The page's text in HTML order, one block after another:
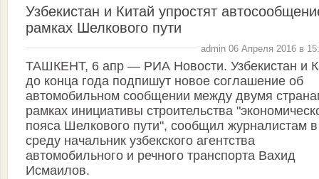
Узбекистан и Китай упростят
рамках Шелкового пути
admin 06 Апреля 2016 в
ТАШКЕНТ, 6 апр — РИА Новости. Узбекистан и
до конца года подпишут новое соглашение об
автомобильном сообщении между двумя
рамках инициативы строительства
пояса Шелкового пути", сообщил журналистам в
среду начальник узбекского агентства
автомобильного и речного транспорта Вахид
Исмаилов.